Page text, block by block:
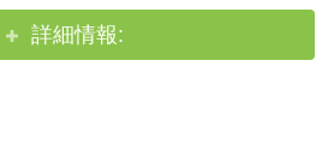
詳細情報: